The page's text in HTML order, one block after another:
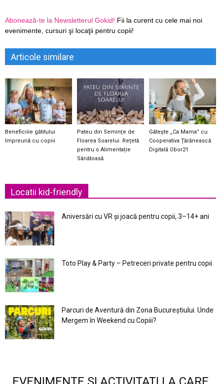
Abonează-te la Newsletterul Gokid! Fii la curent cu cele mai noi
evenimente, cursuri şi locaţii pentru copii!
Articole similare
Beneficiile gătitului
împreună cu copiii
Pateu din Semințe de
Floarea Soarelui. Rețetă
pentru o Alimentație
Sănătoasă
Gătește „Ca Mama” cu
Cooperativa Țărănească
Digitală Obor21
Locatii kid-friendly
Aniversări cu VR și joacă pentru copii, 3–14+ ani
Toto Play & Party – Petreceri private pentru copii
Parcuri de Aventură din Zona Bucureştiului. Unde
Mergem în Weekend cu Copiii?